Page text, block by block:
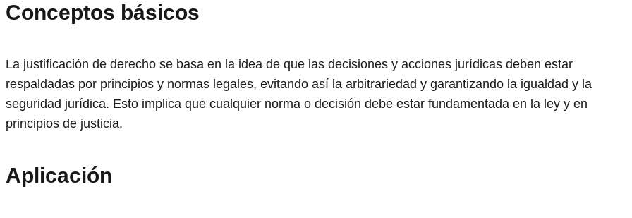
Conceptos básicos
La justificación de derecho se basa en la idea de que las decisiones y acciones jurídicas deben estar
respaldadas por principios y normas legales, evitando así la arbitrariedad y garantizando la igualdad y la
seguridad jurídica. Esto implica que cualquier norma o decisión debe estar fundamentada en la ley y en
principios de justicia.
Aplicación